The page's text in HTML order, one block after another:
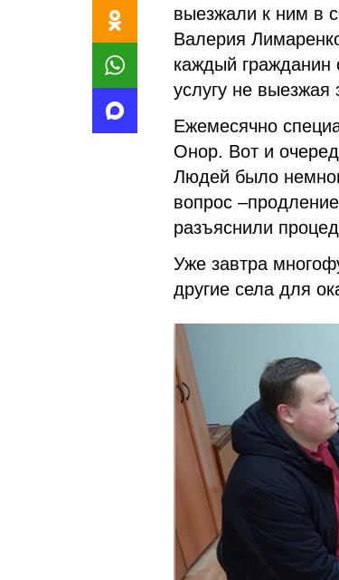
выезжали к ним в
Валерия
каждый гражданин
услугу не выезжая
Ежемесячно
Онор. Вот и
Людей было
вопрос
разъяснили
Уже завтра
другие села для